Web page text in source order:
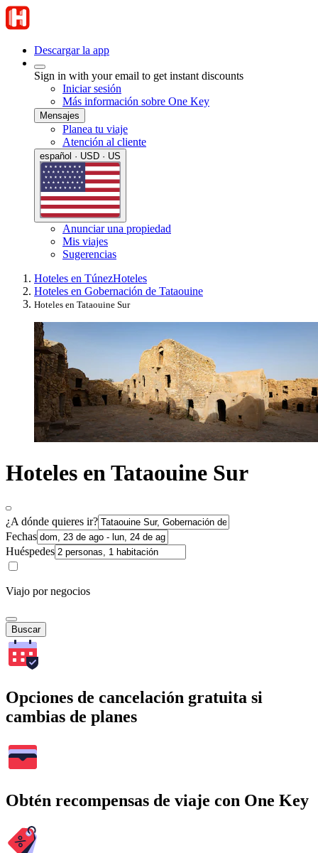
Descargar la app
Sign in with your email to get instant discounts
Iniciar sesión
Más información sobre One Key
Mensajes
Planea tu viaje
Atención al cliente
español · USD · US
Anunciar una propiedad
Mis viajes
Sugerencias
Hoteles en TúnezHoteles
Hoteles en Gobernación de Tataouine
Hoteles en Tataouine Sur
Hoteles en Tataouine Sur
¿A dónde quieres ir?
Fechas
Huéspedes
Viajo por negocios
Buscar
Opciones de cancelación gratuita si
cambias de planes
Obtén recompensas de viaje con One Key